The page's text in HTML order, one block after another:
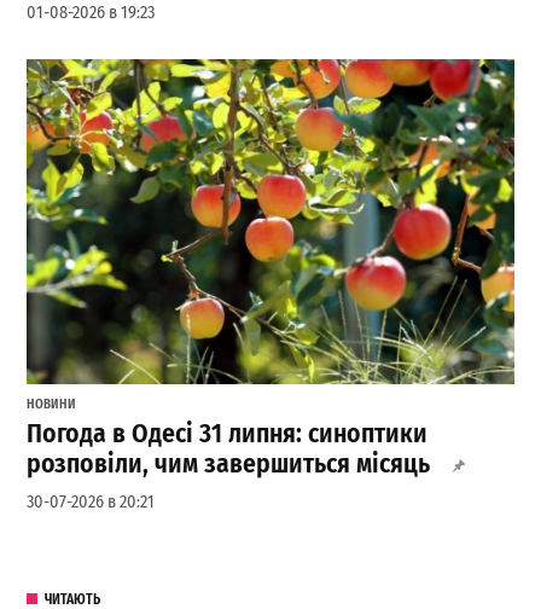
01-08-2026 в 19:23
НОВИНИ
Погода в Одесі 31 липня: синоптики
розповіли, чим завершиться місяць
30-07-2026 в 20:21
ЧИТАЮТЬ